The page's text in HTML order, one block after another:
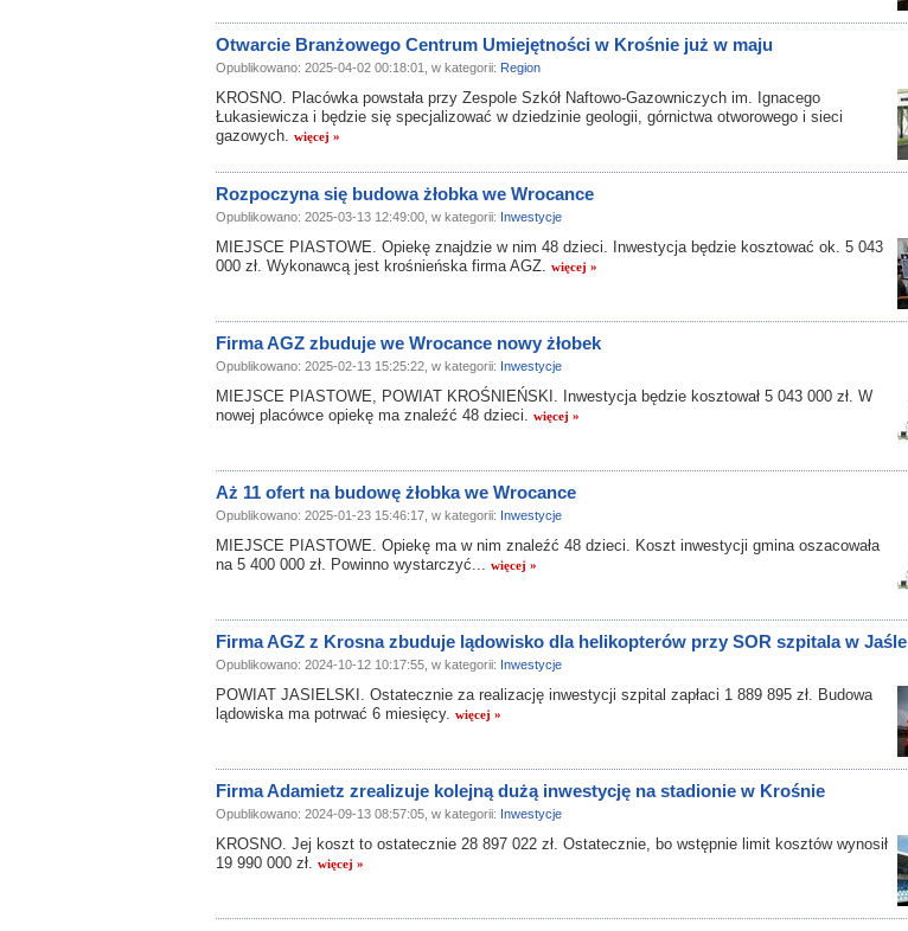
Otwarcie Branżowego Centrum Umiejętności w Krośnie już w maju
Opublikowano: 2025-04-02 00:18:01, w kategorii: Region
KROSNO. Placówka powstała przy Zespole Szkół Naftowo-Gazowniczych im. Ignacego
Łukasiewicza i będzie się specjalizować w dziedzinie geologii, górnictwa otworowego i sieci
gazowych. więcej »
Rozpoczyna się budowa żłobka we Wrocance
Opublikowano: 2025-03-13 12:49:00, w kategorii: Inwestycje
MIEJSCE PIASTOWE. Opiekę znajdzie w nim 48 dzieci. Inwestycja będzie kosztować ok. 5 043
000 zł. Wykonawcą jest krośnieńska firma AGZ. więcej »
Firma AGZ zbuduje we Wrocance nowy żłobek
Opublikowano: 2025-02-13 15:25:22, w kategorii: Inwestycje
MIEJSCE PIASTOWE, POWIAT KROŚNIEŃSKI. Inwestycja będzie kosztował 5 043 000 zł. W
nowej placówce opiekę ma znaleźć 48 dzieci. więcej »
Aż 11 ofert na budowę żłobka we Wrocance
Opublikowano: 2025-01-23 15:46:17, w kategorii: Inwestycje
MIEJSCE PIASTOWE. Opiekę ma w nim znaleźć 48 dzieci. Koszt inwestycji gmina oszacowała
na 5 400 000 zł. Powinno wystarczyć... więcej »
Firma AGZ z Krosna zbuduje lądowisko dla helikopterów przy SOR szpitala w Jaśle
Opublikowano: 2024-10-12 10:17:55, w kategorii: Inwestycje
POWIAT JASIELSKI. Ostatecznie za realizację inwestycji szpital zapłaci 1 889 895 zł. Budowa
lądowiska ma potrwać 6 miesięcy. więcej »
Firma Adamietz zrealizuje kolejną dużą inwestycję na stadionie w Krośnie
Opublikowano: 2024-09-13 08:57:05, w kategorii: Inwestycje
KROSNO. Jej koszt to ostatecznie 28 897 022 zł. Ostatecznie, bo wstępnie limit kosztów wynosił
19 990 000 zł. więcej »